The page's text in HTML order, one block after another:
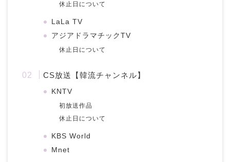
休止日について
LaLa TV
アジアドラマチックTV
休止日について
CS放送【韓流チャンネル】
KNTV
初放送作品
休止日について
KBS World
Mnet